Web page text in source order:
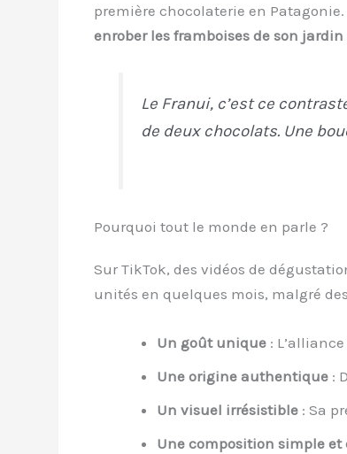
première chocolaterie en
enrober les framboises de son
Le Franui, c’est ce
de deux chocolats. Une
Pourquoi tout le monde en parle ?
Sur TikTok, des vidéos de
unités en quelques mois, malgré
Un goût unique :
Une origine authentique :
Un visuel irrésistible : Sa
Une composition simple et